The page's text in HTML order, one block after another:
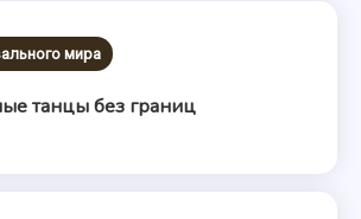
мира
танцы без границ